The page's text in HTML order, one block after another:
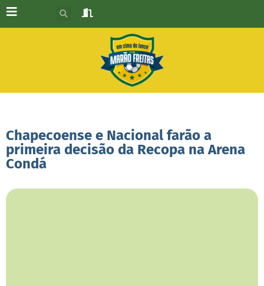
Chapecoense e Nacional farão a
primeira decisão da Recopa na Arena
Condá